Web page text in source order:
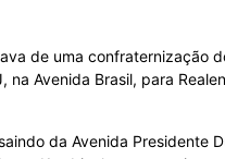
de uma confraternização
na Avenida Brasil, para
da Avenida Presidente